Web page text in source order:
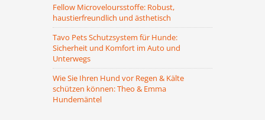
Fellow Microveloursstoffe: Robust,
haustierfreundlich und ästhetisch
Tavo Pets Schutzsystem für Hunde:
Sicherheit und Komfort im Auto und
Unterwegs
Wie Sie Ihren Hund vor Regen & Kälte
schützen können: Theo & Emma
Hundemäntel